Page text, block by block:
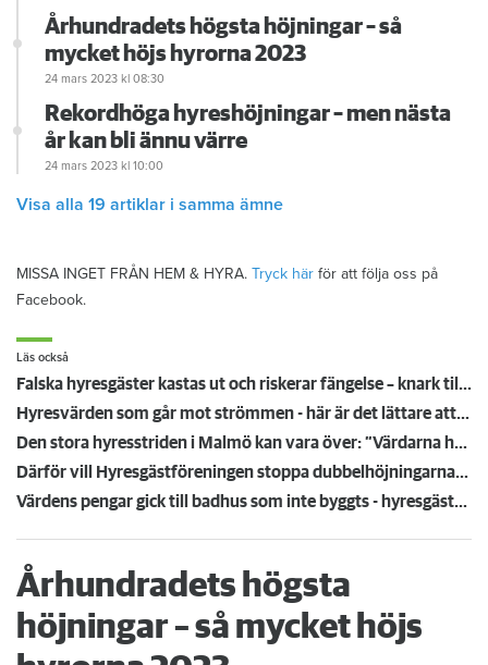
Århundradets högsta höjningar – så
mycket höjs hyrorna 2023
24 mars 2023 kl 08:30
Rekordhöga hyreshöjningar – men nästa
år kan bli ännu värre
24 mars 2023 kl 10:00
Visa alla 19 artiklar i samma ämne
MISSA INGET FRÅN HEM & HYRA. Tryck här för att följa oss på
Facebook.
Läs också
Falska hyresgäster kastas ut och riskerar fängelse – knark till köpare i hela landet skickades från lägenhet i Malmö
Hyresvärden som går mot strömmen - här är det lättare att få lägenhet
Den stora hyresstriden i Malmö kan vara över: ”Värdarna har tagit sitt förnuft till fånga”
Därför vill Hyresgästföreningen stoppa dubbelhöjningarna: "Kan spridas över landet"
Värdens pengar gick till badhus som inte byggts - hyresgästerna fick landets högsta höjning
Århundradets högsta
höjningar – så mycket höjs